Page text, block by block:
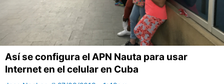
Así se configura el APN Nauta para usar
Internet en el celular en Cuba